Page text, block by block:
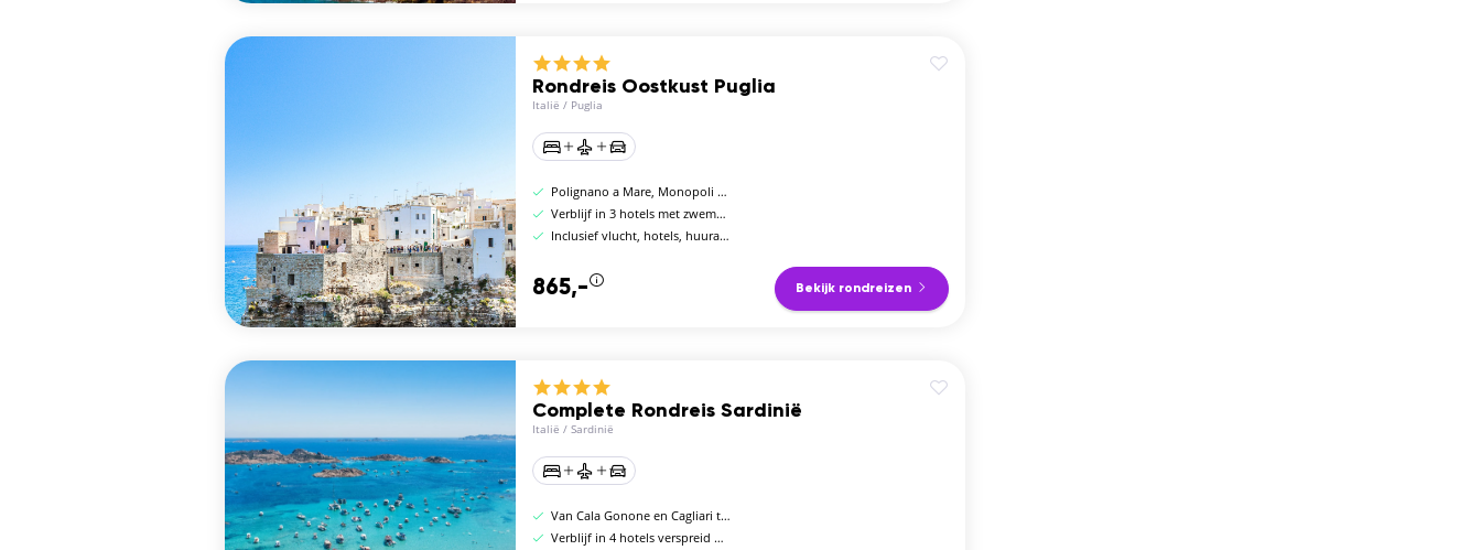
Rondreis Oostkust Puglia
Italië / Puglia
Polignano a Mare, Monopoli en Ostuni
Verblijf in 3 hotels met zwembad
Inclusief vlucht, hotels, huurauto en ontbijt
865,- Bekijk rondreizen
Complete Rondreis Sardinië
Italië / Sardinië
Van Cala Gonone en Cagliari tot Alghero en Olbia
Verblijf in 4 hotels verspreid over het eiland